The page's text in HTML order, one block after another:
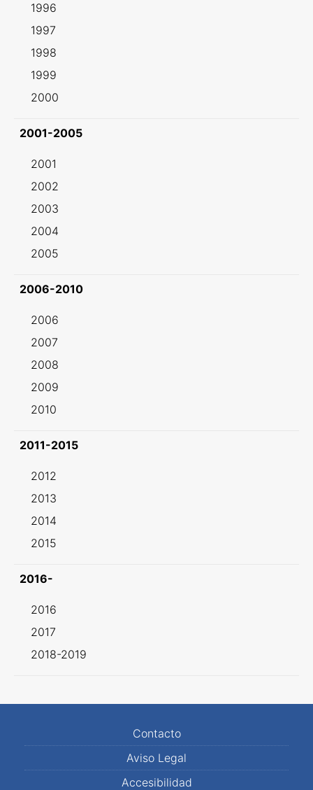
1996
1997
1998
1999
2000
2001-2005
2001
2002
2003
2004
2005
2006-2010
2006
2007
2008
2009
2010
2011-2015
2012
2013
2014
2015
2016-
2016
2017
2018-2019
Contacto
Aviso Legal
Accesibilidad